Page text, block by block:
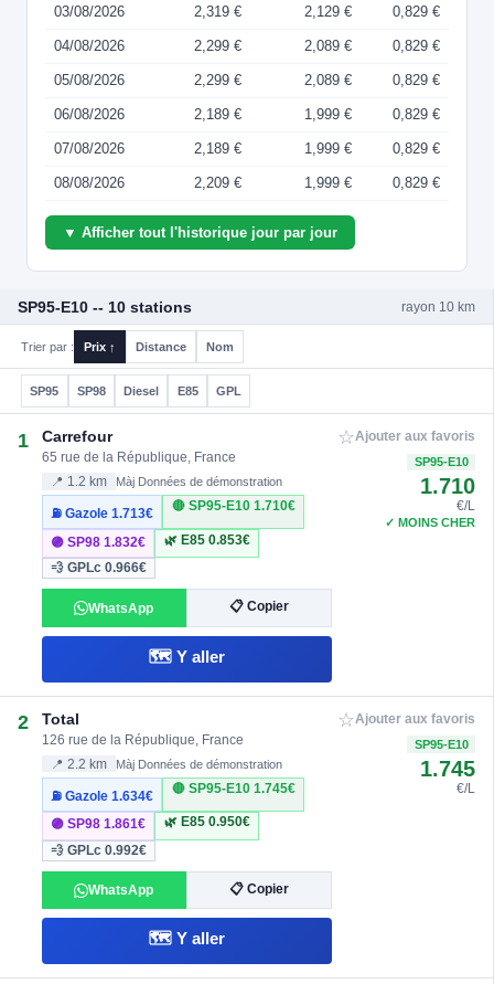
03/08/2026 2,319 € 2,129 € 0,829 €
04/08/2026 2,299 € 2,089 € 0,829 €
05/08/2026 2,299 € 2,089 € 0,829 €
06/08/2026 2,189 € 1,999 € 0,829 €
07/08/2026 2,189 € 1,999 € 0,829 €
08/08/2026 2,209 € 1,999 € 0,829 €
▼ Afficher tout l'historique jour par jour
SP95-E10 -- 10 stations rayon 10 km
Trier par : Prix ↑ Distance Nom
SP95 SP98 Diesel E85 GPL
1 Carrefour
65 rue de la République, France
📍 1.2 km Màj Données de démonstration
⛽ Gazole1.713€
🔴 SP95-E10 1.710€
🟣 SP981.832€ 🌿 E85 0.853€
💨 GPLc0.966€
WhatsApp 📋 Copier
🗺️ Y aller
☆Ajouter aux favoris
SP95-E10
1.710
€/L
✓ MOINS CHER
2 Total
126 rue de la République, France
📍 2.2 km Màj Données de démonstration
⛽ Gazole1.634€
🔴 SP95-E10 1.745€
🟣 SP981.861€ 🌿 E85 0.950€
💨 GPLc0.992€
WhatsApp 📋 Copier
🗺️ Y aller
☆Ajouter aux favoris
SP95-E10
1.745
€/L